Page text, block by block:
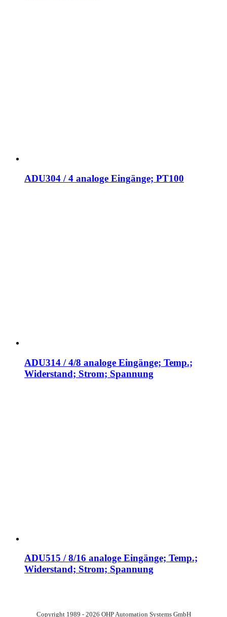
ADU304 / 4 analoge Eingänge; PT100
ADU314 / 4/8 analoge Eingänge; Temp.;
Widerstand; Strom; Spannung
ADU515 / 8/16 analoge Eingänge; Temp.;
Widerstand; Strom; Spannung
Copyright 1989 - 2026 OHP Automation Systems GmbH